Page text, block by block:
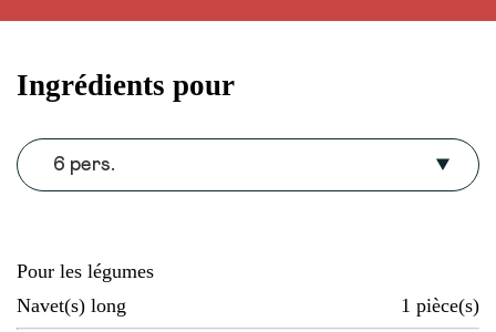
Ingrédients pour
6 pers.
Pour les légumes
Navet(s) long
1 pièce(s)